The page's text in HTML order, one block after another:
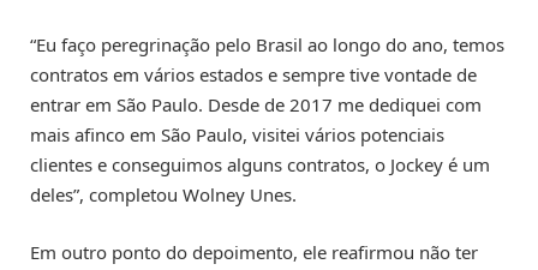
“Eu faço peregrinação pelo Brasil ao longo do ano, temos
contratos em vários estados e sempre tive vontade de
entrar em São Paulo. Desde de 2017 me dediquei com
mais afinco em São Paulo, visitei vários potenciais
clientes e conseguimos alguns contratos, o Jockey é um
deles”, completou Wolney Unes.
Em outro ponto do depoimento, ele reafirmou não ter